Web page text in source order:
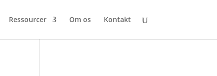
Ressourcer Om os Kontakt